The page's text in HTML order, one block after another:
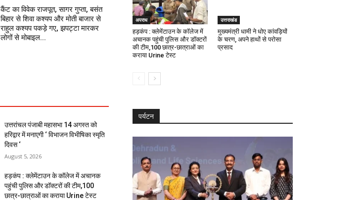
कैंट का विवेक राजपूत, सागर गुप्ता, बसंत
बिहार से शिवा कश्यप और मोती बाजार से
राहुल कश्यप पकड़े गए, झपट्टा मारकर
लोगों से मोबाइल...
उत्तरांचल पंजाबी महासभा 14 अगस्त को
हरिद्वार में मनाएगी ‘ विभाजन विभीषिका स्मृति
दिवस ‘
August 5, 2026
हड़कंप : क्लेमेंटाउन के कॉलेज में अचानक
पहुंची पुलिस और डॉक्टरों की टीम,100
छात्र-छात्राओं का कराया Urine टेस्ट
अपराध
हड़कंप : क्लेमेंटाउन के कॉलेज में
अचानक पहुंची पुलिस और डॉक्टरों
की टीम,100 छात्र-छात्राओं का
कराया Urine टेस्ट
उत्तराखंड
मुख्यमंत्री धामी ने धोए कांवड़ियों
के चरण, अपने हाथों से परोसा
प्रसाद
पर्यटन